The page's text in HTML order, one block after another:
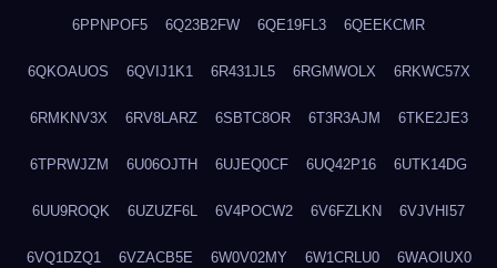
6PPNPOF5 6Q23B2FW 6QE19FL3 6QEEKCMR
6QKOAUOS 6QVIJ1K1 6R431JL5 6RGMWOLX 6RKWC57X
6RMKNV3X 6RV8LARZ 6SBTC8OR 6T3R3AJM 6TKE2JE3
6TPRWJZM 6U06OJTH 6UJEQ0CF 6UQ42P16 6UTK14DG
6UU9ROQK 6UZUZF6L 6V4POCW2 6V6FZLKN 6VJVHI57
6VQ1DZQ1 6VZACB5E 6W0V02MY 6W1CRLU0 6WAOIUX0